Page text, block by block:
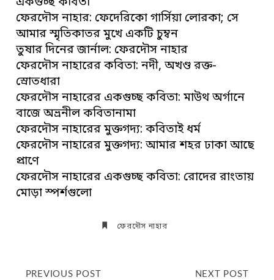
ফেরদৌস নাহার: ফেদেরিকো গার্সিয়া লোরকা; সে
আমার স্মৃতিকাতর মুখে একটি চুম্বন
তুষার দিনের জার্নাল: ফেরদৌস নাহার
ফেরদৌস নাহারের কবিতা: নদী, অখণ্ড রক্ত-
স্রোতধারা
ফেরদৌস নাহারের একগুচ্ছ কবিতা: মাউথ অর্গানে
বাজে অভ্রনীল কবিতানামা
ফেরদৌস নাহারের মুক্তগদ্য: কবিতাই ধর্ম
ফেরদৌস নাহারের মুক্তগদ্য: আমার শহর ঢাকা আছে
প্রাণে
ফেরদৌস নাহারের একগুচ্ছ কবিতা: রোদের রাংতায়
মোড়া স্পর্শগুলো
ফেরদৌস নাহার
PREVIOUS POST NEXT POST